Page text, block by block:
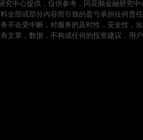
究中心提供，仅供参考，同花顺金融研究
全部或部分内容而引致的盈亏承担任何
不会受中断，对服务的及时性，安全性，
文章，数据，不构成任何的投资建议，用